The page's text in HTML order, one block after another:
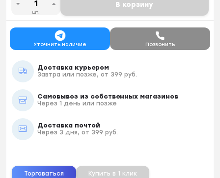
шт.
В корзину
Уточнить наличие Позвонить
Доставка курьером
Завтра или позже, от 399 руб.
Самовывоз из собственных магазинов
Через 1 день или позже
Доставка почтой
Через 3 дня, от 399 руб.
Торговаться Купить в 1 клик